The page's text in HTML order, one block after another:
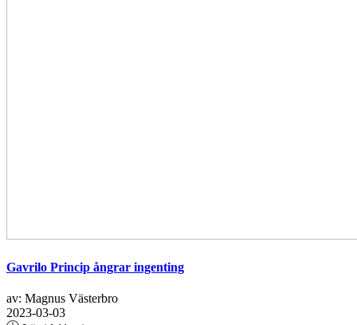
Gavrilo Princip ångrar ingenting
av: Magnus Västerbro
2023-03-03